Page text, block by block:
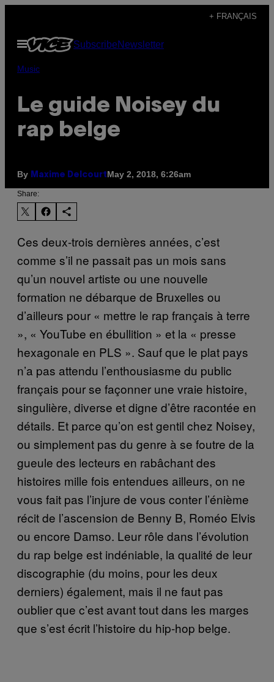
content
+ FRANÇAIS
Open
Menu
SubscribeNewsletter
Music
Le guide Noisey du
rap belge
By Maxime DelcourtMay 2, 2018, 6:26am
Share:
Ces deux-trois dernières années, c’est
comme s’il ne passait pas un mois sans
qu’un nouvel artiste ou une nouvelle
formation ne débarque de Bruxelles ou
d’ailleurs pour « mettre le rap français à terre
», « YouTube en ébullition » et la « presse
hexagonale en PLS ». Sauf que le plat pays
n’a pas attendu l’enthousiasme du public
français pour se façonner une vraie histoire,
singulière, diverse et digne d’être racontée en
détails. Et parce qu’on est gentil chez Noisey,
ou simplement pas du genre à se foutre de la
gueule des lecteurs en rabâchant des
histoires mille fois entendues ailleurs, on ne
vous fait pas l’injure de vous conter l’énième
récit de l’ascension de Benny B, Roméo Elvis
ou encore Damso. Leur rôle dans l’évolution
du rap belge est indéniable, la qualité de leur
discographie (du moins, pour les deux
derniers) également, mais il ne faut pas
oublier que c’est avant tout dans les marges
que s’est écrit l’histoire du hip-hop belge.